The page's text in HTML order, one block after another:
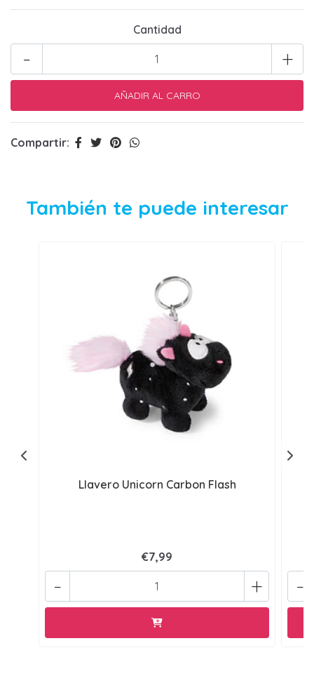
Cantidad
+
-
Compartir:
También te puede interesar
Llavero Unicorn Carbon Flash
€7,99
+
- -